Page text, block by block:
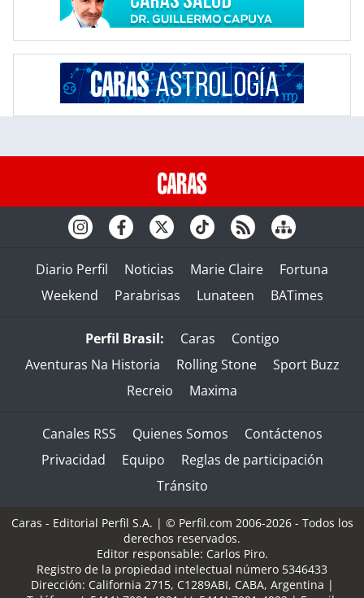
Diario Perfil Noticias Marie Claire
Fortuna
Weekend
Parabrisas Lunateen BATimes
Perfil Brasil: Caras
Contigo
Aventuras Na Historia
Rolling Stone
Sport Buzz
Recreio
Maxima
Canales RSS Quienes Somos
Contáctenos
Privacidad
Equipo
Reglas de participación
Tránsito
Caras - Editorial Perfil S.A. | © Perfil.com 2006-2026 - Todos los
derechos reservados.
Editor responsable: Carlos Piro.
Registro de la propiedad intelectual número 5346433
Dirección: California 2715, C1289ABI, CABA, Argentina |